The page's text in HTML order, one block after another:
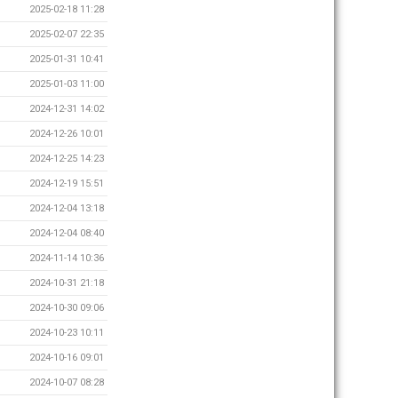
2025-02-18 11:28
2025-02-07 22:35
2025-01-31 10:41
2025-01-03 11:00
2024-12-31 14:02
2024-12-26 10:01
2024-12-25 14:23
2024-12-19 15:51
2024-12-04 13:18
2024-12-04 08:40
2024-11-14 10:36
2024-10-31 21:18
2024-10-30 09:06
2024-10-23 10:11
2024-10-16 09:01
2024-10-07 08:28